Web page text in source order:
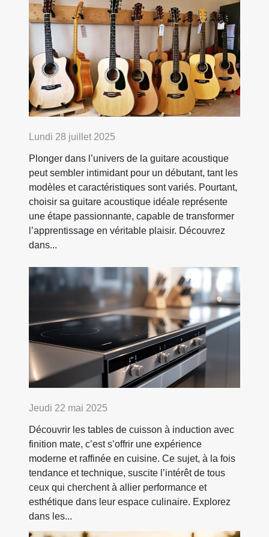
Lundi 28 juillet 2025
Plonger dans l’univers de la guitare acoustique
peut sembler intimidant pour un débutant, tant les
modèles et caractéristiques sont variés. Pourtant,
choisir sa guitare acoustique idéale représente
une étape passionnante, capable de transformer
l’apprentissage en véritable plaisir. Découvrez
dans...
Jeudi 22 mai 2025
Découvrir les tables de cuisson à induction avec
finition mate, c’est s’offrir une expérience
moderne et raffinée en cuisine. Ce sujet, à la fois
tendance et technique, suscite l’intérêt de tous
ceux qui cherchent à allier performance et
esthétique dans leur espace culinaire. Explorez
dans les...